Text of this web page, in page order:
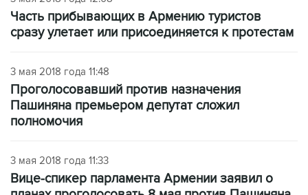
Часть прибывающих в Армению туристов
сразу улетает или присоединяется к протестам
3 мая 2018 года 11:48
Проголосовавший против назначения
Пашиняна премьером депутат сложил
полномочия
3 мая 2018 года 11:33
Вице-спикер парламента Армении заявил о